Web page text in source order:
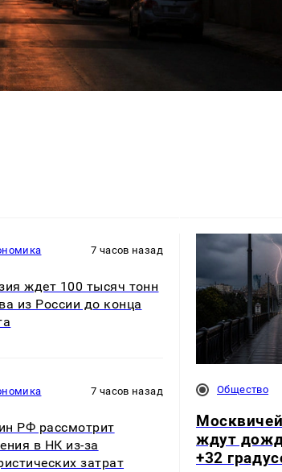
7 часов назад
ждет 100 тысяч тонн
из России до конца
7 часов назад
РФ рассмотрит
в НК из-за
затрат
Общество
ждут
+32